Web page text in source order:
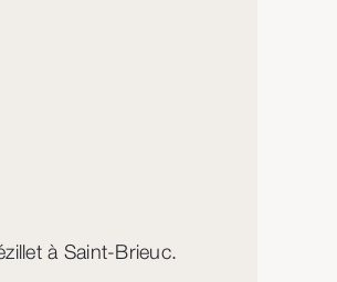
à Saint-Brieuc.